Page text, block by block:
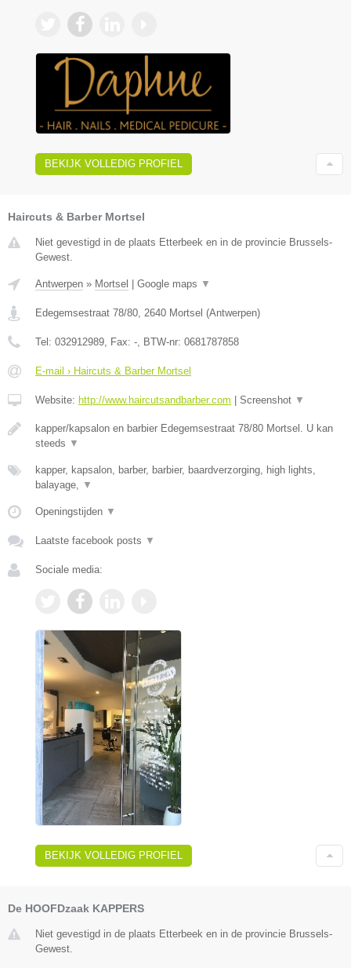
BEKIJK VOLLEDIG PROFIEL
Haircuts & Barber Mortsel
Niet gevestigd in de plaats Etterbeek en in de provincie Brussels-
Gewest.
Antwerpen » Mortsel Google maps ▼
Edegemsestraat 78/80, 2640 Mortsel (Antwerpen)
Tel: 032912989, Fax: -, BTW-nr: 0681787858
E-mail › Haircuts & Barber Mortsel
Website: http://www.haircutsandbarber.com Screenshot ▼
kapper/kapsalon en barbier Edegemsestraat 78/80 Mortsel. U kan
steeds ▼
kapper, kapsalon, barber, barbier, baardverzorging, high lights,
balayage, ▼
Openingstijden ▼
Laatste facebook posts ▼
Sociale media:
BEKIJK VOLLEDIG PROFIEL
De HOOFDzaak KAPPERS
Niet gevestigd in de plaats Etterbeek en in de provincie Brussels-
Gewest.